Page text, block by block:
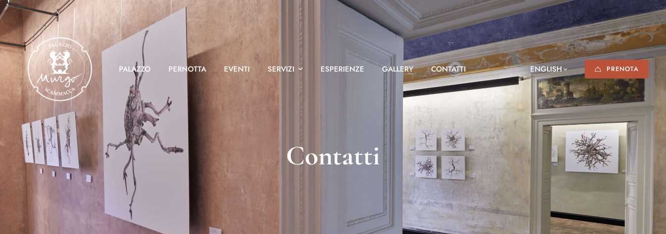
PALAZZO PERNOTTA EVENTI SERVIZI ESPERIENZE GALLERY CONTATTI ENGLISH PRENOTA
Contatti